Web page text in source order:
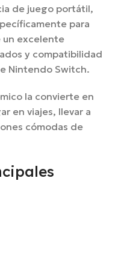
de juego portátil,
para
un excelente
y compatibilidad
Nintendo Switch.
la convierte en
en viajes, llevar a
cómodas de